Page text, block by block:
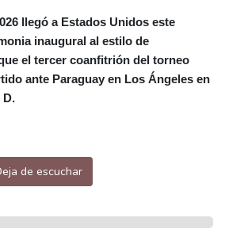
llegó a Estados Unidos este
inaugural al estilo de
el tercer coanfitrión del torneo
ante Paraguay en Los Ángeles en
D.
de escuchar